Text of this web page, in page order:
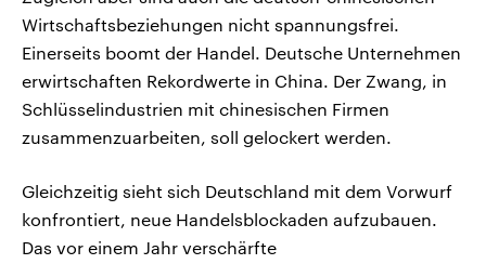
Wirtschaftsbeziehungen nicht spannungsfrei.
Einerseits boomt der Handel. Deutsche Unternehmen
erwirtschaften Rekordwerte in China. Der Zwang, in
Schlüsselindustrien mit chinesischen Firmen
zusammenzuarbeiten, soll gelockert werden.
Gleichzeitig sieht sich Deutschland mit dem Vorwurf
konfrontiert, neue Handelsblockaden aufzubauen.
Das vor einem Jahr verschärfte